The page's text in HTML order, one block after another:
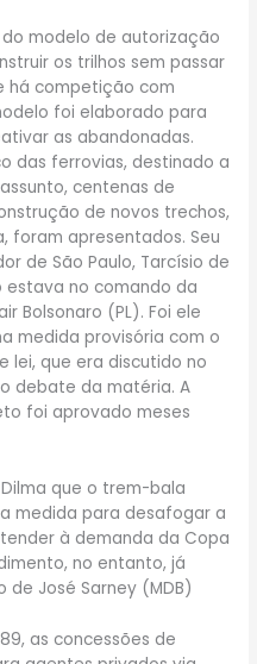
modelo de autorização
os trilhos sem passar
há competição com
foi elaborado para
as abandonadas.
das ferrovias, destinado a
centenas de
de novos trechos,
foram apresentados. Seu
de São Paulo, Tarcísio de
estava no comando da
Bolsonaro (PL). Foi ele
medida provisória com o
lei, que era discutido no
debate da matéria. A
foi aprovado meses
que o trem-bala
medida para desafogar a
à demanda da Copa
no entanto, já
José Sarney (MDB)
as concessões de